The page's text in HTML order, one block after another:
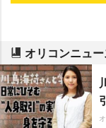
オリコンニュ